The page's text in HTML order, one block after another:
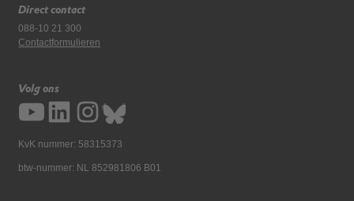
Direct contact
088-10 21 300
Contactformulieren
Volg ons
KvK nummer: 58315373
btw-nummer: NL 852981806 B01